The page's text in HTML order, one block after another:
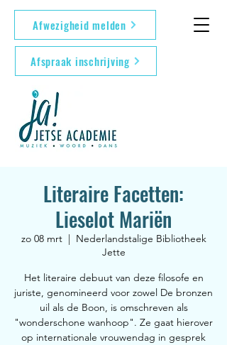
Afwezigheid melden
Afspraak inschrijving
Literaire Facetten:
Lieselot Mariën
zo 08 mrt
  |
Nederlandstalige Bibliotheek
Jette
Het literaire debuut van deze filosofe en
juriste, genomineerd voor zowel De bronzen
uil als de Boon, is omschreven als
"wonderschone wanhoop". Ze gaat hierover
op internationale vrouwendag in gesprek